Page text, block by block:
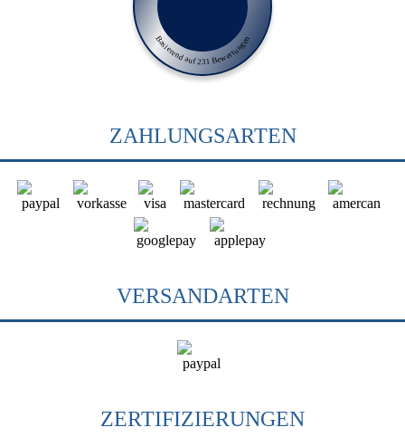
Basierend auf 231 Bewertungen
ZAHLUNGSARTEN
VERSANDARTEN
ZERTIFIZIERUNGEN